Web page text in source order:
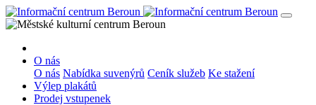
O nás
O nás Nabídka suvenýrů Ceník služeb Ke stažení
Výlep plakátů
Prodej vstupenek